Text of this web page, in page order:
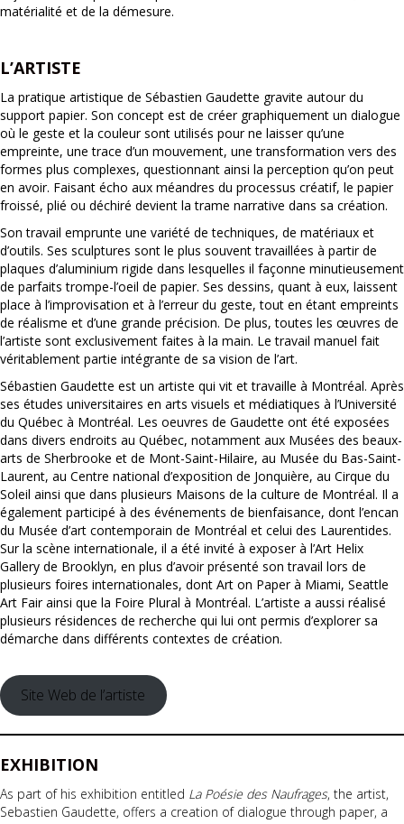
matérialité et de la démesure.
L’ARTISTE
La pratique artistique de Sébastien Gaudette gravite autour du
support papier. Son concept est de créer graphiquement un dialogue
où le geste et la couleur sont utilisés pour ne laisser qu’une
empreinte, une trace d’un mouvement, une transformation vers des
formes plus complexes, questionnant ainsi la perception qu’on peut
en avoir. Faisant écho aux méandres du processus créatif, le papier
froissé, plié ou déchiré devient la trame narrative dans sa création.
Son travail emprunte une variété de techniques, de matériaux et
d’outils. Ses sculptures sont le plus souvent travaillées à partir de
plaques d’aluminium rigide dans lesquelles il façonne minutieusement
de parfaits trompe-l’oeil de papier. Ses dessins, quant à eux, laissent
place à l’improvisation et à l’erreur du geste, tout en étant empreints
de réalisme et d’une grande précision. De plus, toutes les œuvres de
l’artiste sont exclusivement faites à la main. Le travail manuel fait
véritablement partie intégrante de sa vision de l’art.
Sébastien Gaudette est un artiste qui vit et travaille à Montréal. Après
ses études universitaires en arts visuels et médiatiques à l’Université
du Québec à Montréal. Les oeuvres de Gaudette ont été exposées
dans divers endroits au Québec, notamment aux Musées des beaux-
arts de Sherbrooke et de Mont-Saint-Hilaire, au Musée du Bas-Saint-
Laurent, au Centre national d’exposition de Jonquière, au Cirque du
Soleil ainsi que dans plusieurs Maisons de la culture de Montréal. Il a
également participé à des événements de bienfaisance, dont l’encan
du Musée d’art contemporain de Montréal et celui des Laurentides.
Sur la scène internationale, il a été invité à exposer à l’Art Helix
Gallery de Brooklyn, en plus d’avoir présenté son travail lors de
plusieurs foires internationales, dont Art on Paper à Miami, Seattle
Art Fair ainsi que la Foire Plural à Montréal. L’artiste a aussi réalisé
plusieurs résidences de recherche qui lui ont permis d’explorer sa
démarche dans différents contextes de création.
Site Web de l’artiste
EXHIBITION
As part of his exhibition entitled La Poésie des Naufrages, the artist,
Sebastien Gaudette, offers a creation of dialogue through paper, a